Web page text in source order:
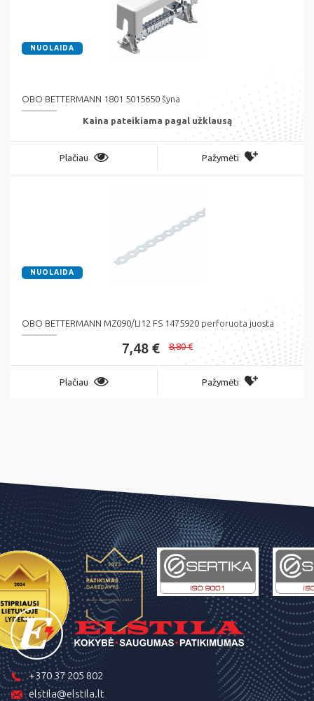
NUOLAIDA
OBO BETTERMANN 1801 5015650 šyna
Kaina pateikiama pagal užklausą
Plačiau Pažymėti
NUOLAIDA
OBO BETTERMANN MZ090/LI12 FS 1475920 perforuota juosta
7,48 € 8,80 €
Plačiau Pažymėti
+370 37 205 802
elstila@elstila.lt